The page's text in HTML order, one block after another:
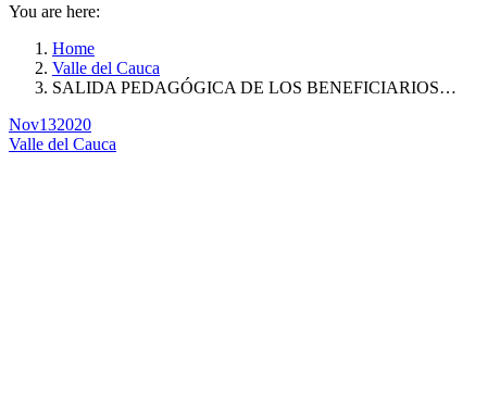
You are here:
Home
Valle del Cauca
SALIDA PEDAGÓGICA DE LOS BENEFICIARIOS…
Nov132020
Valle del Cauca